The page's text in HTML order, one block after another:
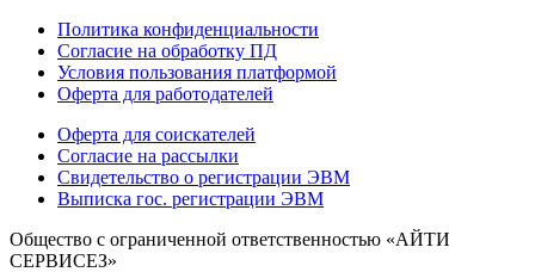
Политика конфиденциальности
Согласие на обработку ПД
Условия пользования платформой
Оферта для работодателей
Оферта для соискателей
Согласие на рассылки
Свидетельство о регистрации ЭВМ
Выписка гос. регистрации ЭВМ
Общество с ограниченной ответственностью «АЙТИ
СЕРВИСЕЗ»